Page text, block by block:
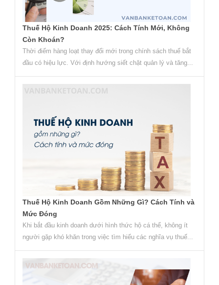
Thuế Hộ Kinh Doanh 2025: Cách Tính Mới, Không
Còn Khoán?
Thời điểm hàng loạt thay đổi mới trong chính sách thuế bắt
đầu có hiệu lực. Với định hướng siết chặt quản lý và tăng...
Thuế Hộ Kinh Doanh Gồm Những Gì? Cách Tính và
Mức Đóng
Khi bắt đầu kinh doanh dưới hình thức hộ cá thể, không ít
người gặp khó khăn trong việc tìm hiểu các nghĩa vụ thuế...